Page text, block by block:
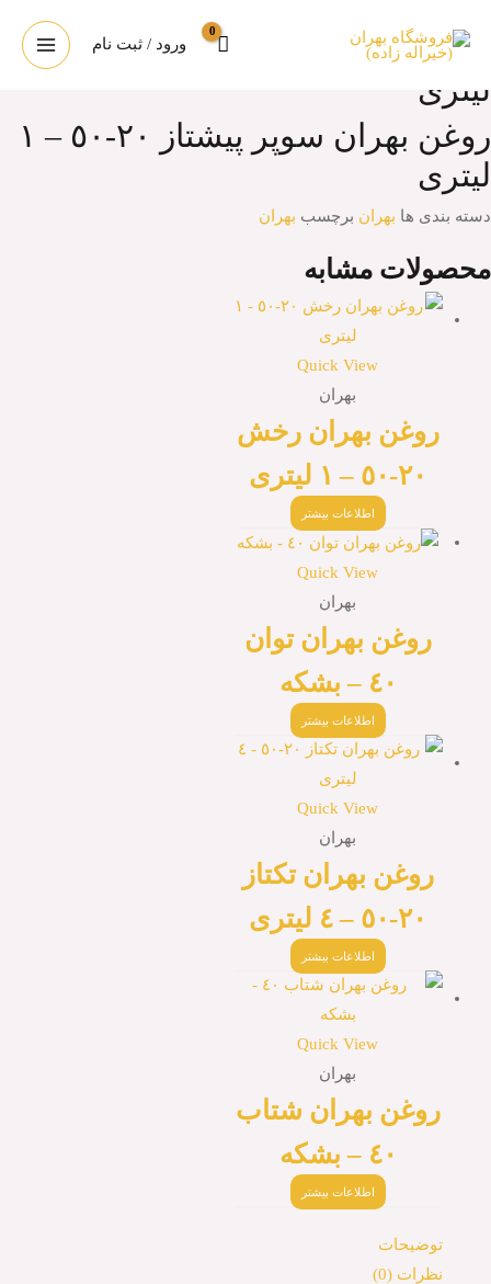
ورود / ثبت نام
روغن بهران سوپر پيشتاز ٢٠-٥٠ – ١
ليترى
روغن بهران سوپر پيشتاز ٢٠-٥٠ – ١
ليترى
دسته بندی ها بهران برچسب بهران
محصولات مشابه
Quick View
بهران
روغن بهران رخش
٢٠-٥٠ – ١ ليترى
اطلاعات بیشتر
Quick View
بهران
روغن بهران توان
٤٠ – بشكه
اطلاعات بیشتر
Quick View
بهران
روغن بهران تكتاز
٢٠-٥٠ – ٤ ليترى
اطلاعات بیشتر
Quick View
بهران
روغن بهران شتاب
٤٠ – بشكه
اطلاعات بیشتر
توضیحات
نظرات (0)